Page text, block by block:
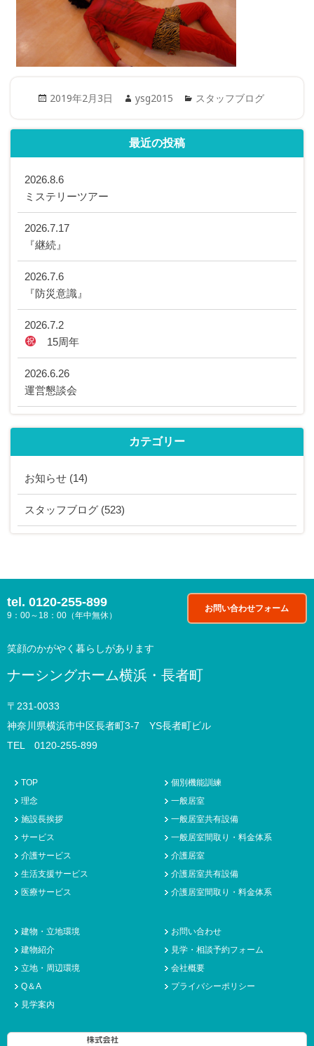
Posted
2019年2月3日 Author
ysg2015 Categories
スタッフブログ
最近の投稿
2026.8.6
ミステリーツアー
2026.7.17
『継続』
2026.7.6
『防災意識』
2026.7.2
15周年
2026.6.26
運営懇談会
カテゴリー
お知らせ (14)
スタッフブログ (523)
お問い合わせフォーム
tel. 0120-255-899
9：00～18：00（年中無休）
笑顔のかがやく暮らしがあります
ナーシングホーム横浜・長者町
〒231-0033
神奈川県横浜市中区長者町3-7 YS長者町ビル
TEL 0120-255-899
TOP
理念
施設長挨拶
サービス
介護サービス
生活支援サービス
医療サービス
個別機能訓練
一般居室
一般居室共有設備
一般居室間取り・料金体系
介護居室
介護居室共有設備
介護居室間取り・料金体系
建物・立地環境
建物紹介
立地・周辺環境
Q＆A
見学案内
お問い合わせ
見学・相談予約フォーム
会社概要
プライバシーポリシー